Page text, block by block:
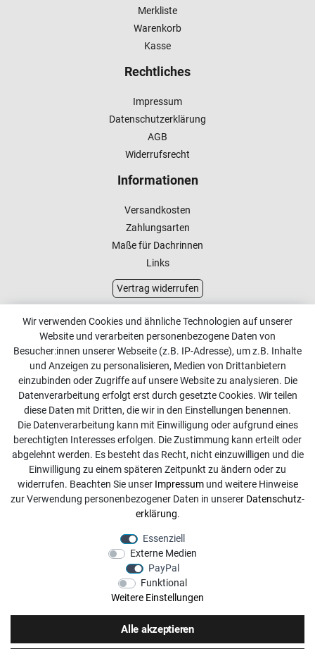
Merkliste
Warenkorb
Kasse
Rechtliches
Impressum
Datenschutzerklärung
AGB
Widerrufsrecht
Informationen
Versandkosten
Zahlungsarten
Maße für Dachrinnen
Links
Vertrag widerrufen
Kundenservice
Kontakt
Online Retourenservice
Kontakt
info@dachdecker-shop.de
+49 3501 507295
Montag - Freitag, 08:00 - 16:00
Anrufe aus dem dt. Festnetz zum Ortstarif, Preise aus dem
Mobilfunknetz ggf. abweichend (abhängig vom Provider).
Wir verwenden Cookies und ähnliche Technologien auf unserer
Website und verarbeiten personenbezogene Daten von
Besucher:innen unserer Webseite (z.B. IP-Adresse), um z.B. Inhalte
und Anzeigen zu personalisieren, Medien von Drittanbietern
einzubinden oder Zugriffe auf unsere Website zu analysieren. Die
Datenverarbeitung erfolgt erst durch gesetzte Cookies. Wir teilen
diese Daten mit Dritten, die wir in den Einstellungen benennen.
Die Datenverarbeitung kann mit Einwilligung oder aufgrund eines
berechtigten Interesses erfolgen. Die Zustimmung kann erteilt oder
abgelehnt werden. Es besteht das Recht, nicht einzuwilligen und die
Einwilligung zu einem späteren Zeitpunkt zu ändern oder zu
widerrufen. Beachten Sie unser Impressumund weitere Hinweise
zur Verwendung personenbezogener Daten in unserer Daten­schutz­
erklärung.
Essenziell
Externe Medien
PayPal
Funktional
Weitere Einstellungen
Alle akzeptieren